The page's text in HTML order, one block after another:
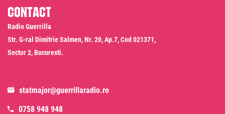
Contact
Radio Guerrilla
Str. G-ral Dimitrie Salmen, Nr. 20, Ap.7, Cod 021371,
Sector 2, Bucuresti.
statmajor@guerrillaradio.ro
0758 948 948